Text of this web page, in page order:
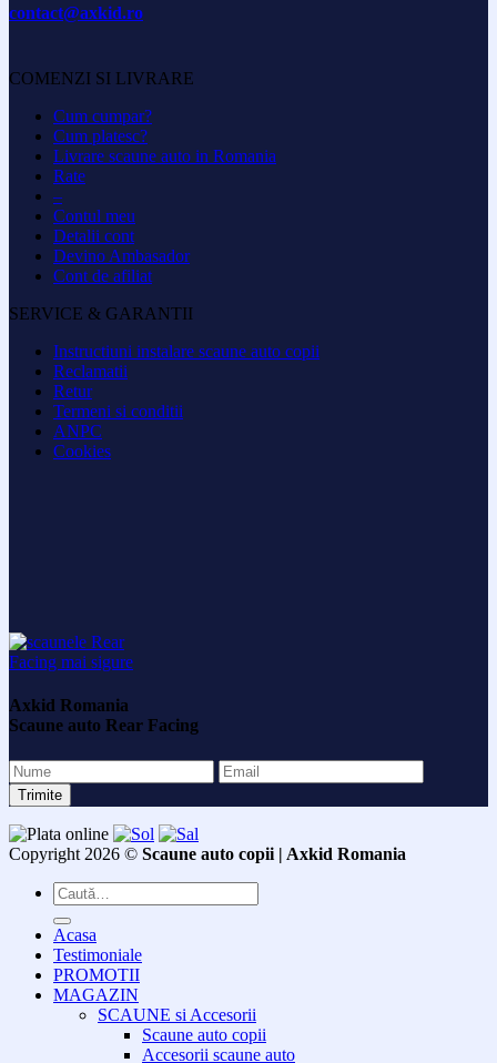
contact@axkid.ro
COMENZI SI LIVRARE
Cum cumpar?
Cum platesc?
Livrare scaune auto in Romania
Rate
–
Contul meu
Detalii cont
Devino Ambasador
Cont de afiliat
SERVICE & GARANTII
Instructiuni instalare scaune auto copii
Reclamatii
Retur
Termeni si conditii
ANPC
Cookies
Axkid Romania
Scaune auto Rear Facing
Copyright 2026 © Scaune auto copii | Axkid Romania
Caută
după:
Acasa
Testimoniale
PROMOTII
MAGAZIN
SCAUNE si Accesorii
Scaune auto copii
Accesorii scaune auto